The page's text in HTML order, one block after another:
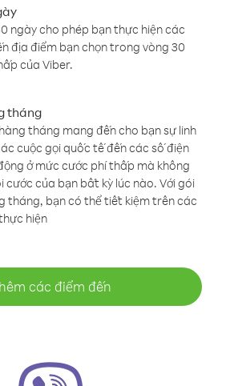
ngày cho phép bạn thực hiện các
địa điểm bạn chọn trong vòng 30
của Viber.
tháng
tháng mang đến cho bạn sự linh
cuộc gọi quốc tế đến các số điện
ở mức cước phí thấp mà không
cước của bạn bất kỳ lúc nào. Với gói
tháng, bạn có thể tiết kiệm trên các
hiện
các điểm đến